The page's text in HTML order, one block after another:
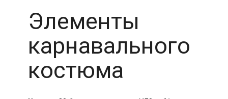
Элементы
карнавального
костюма